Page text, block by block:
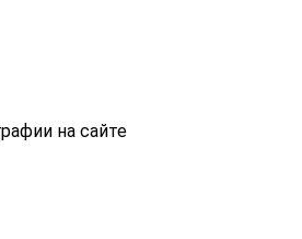
на сайте